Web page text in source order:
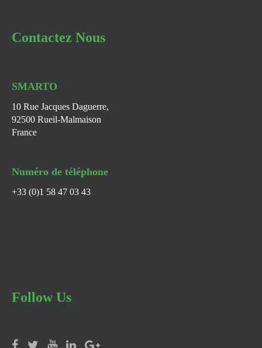
Contactez Nous
SMARTO
10 Rue Jacques Daguerre,
92500 Rueil-Malmaison
France
Numéro de téléphone
+33 (0)1 58 47 03 43
Follow Us